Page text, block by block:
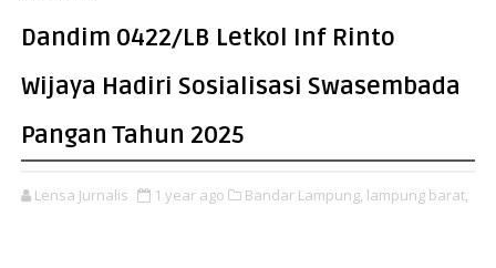
Dandim 0422/LB Letkol Inf Rinto
Wijaya Hadiri Sosialisasi Swasembada
Pangan Tahun 2025
Lensa Jurnalis 1 year ago Bandar Lampung, lampung barat,